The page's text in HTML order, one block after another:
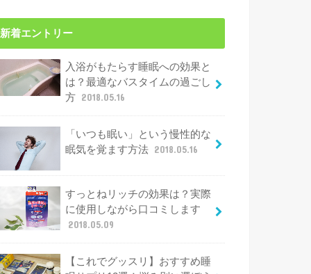
新着エントリー
入浴がもたらす睡眠への効果と
は？最適なバスタイムの過ごし
方 2018.05.16
「いつも眠い」という慢性的な
眠気を覚ます方法 2018.05.16
すっとねリッチの効果は？実際
に使用しながら口コミします
2018.05.09
【これでグッスリ】おすすめ睡